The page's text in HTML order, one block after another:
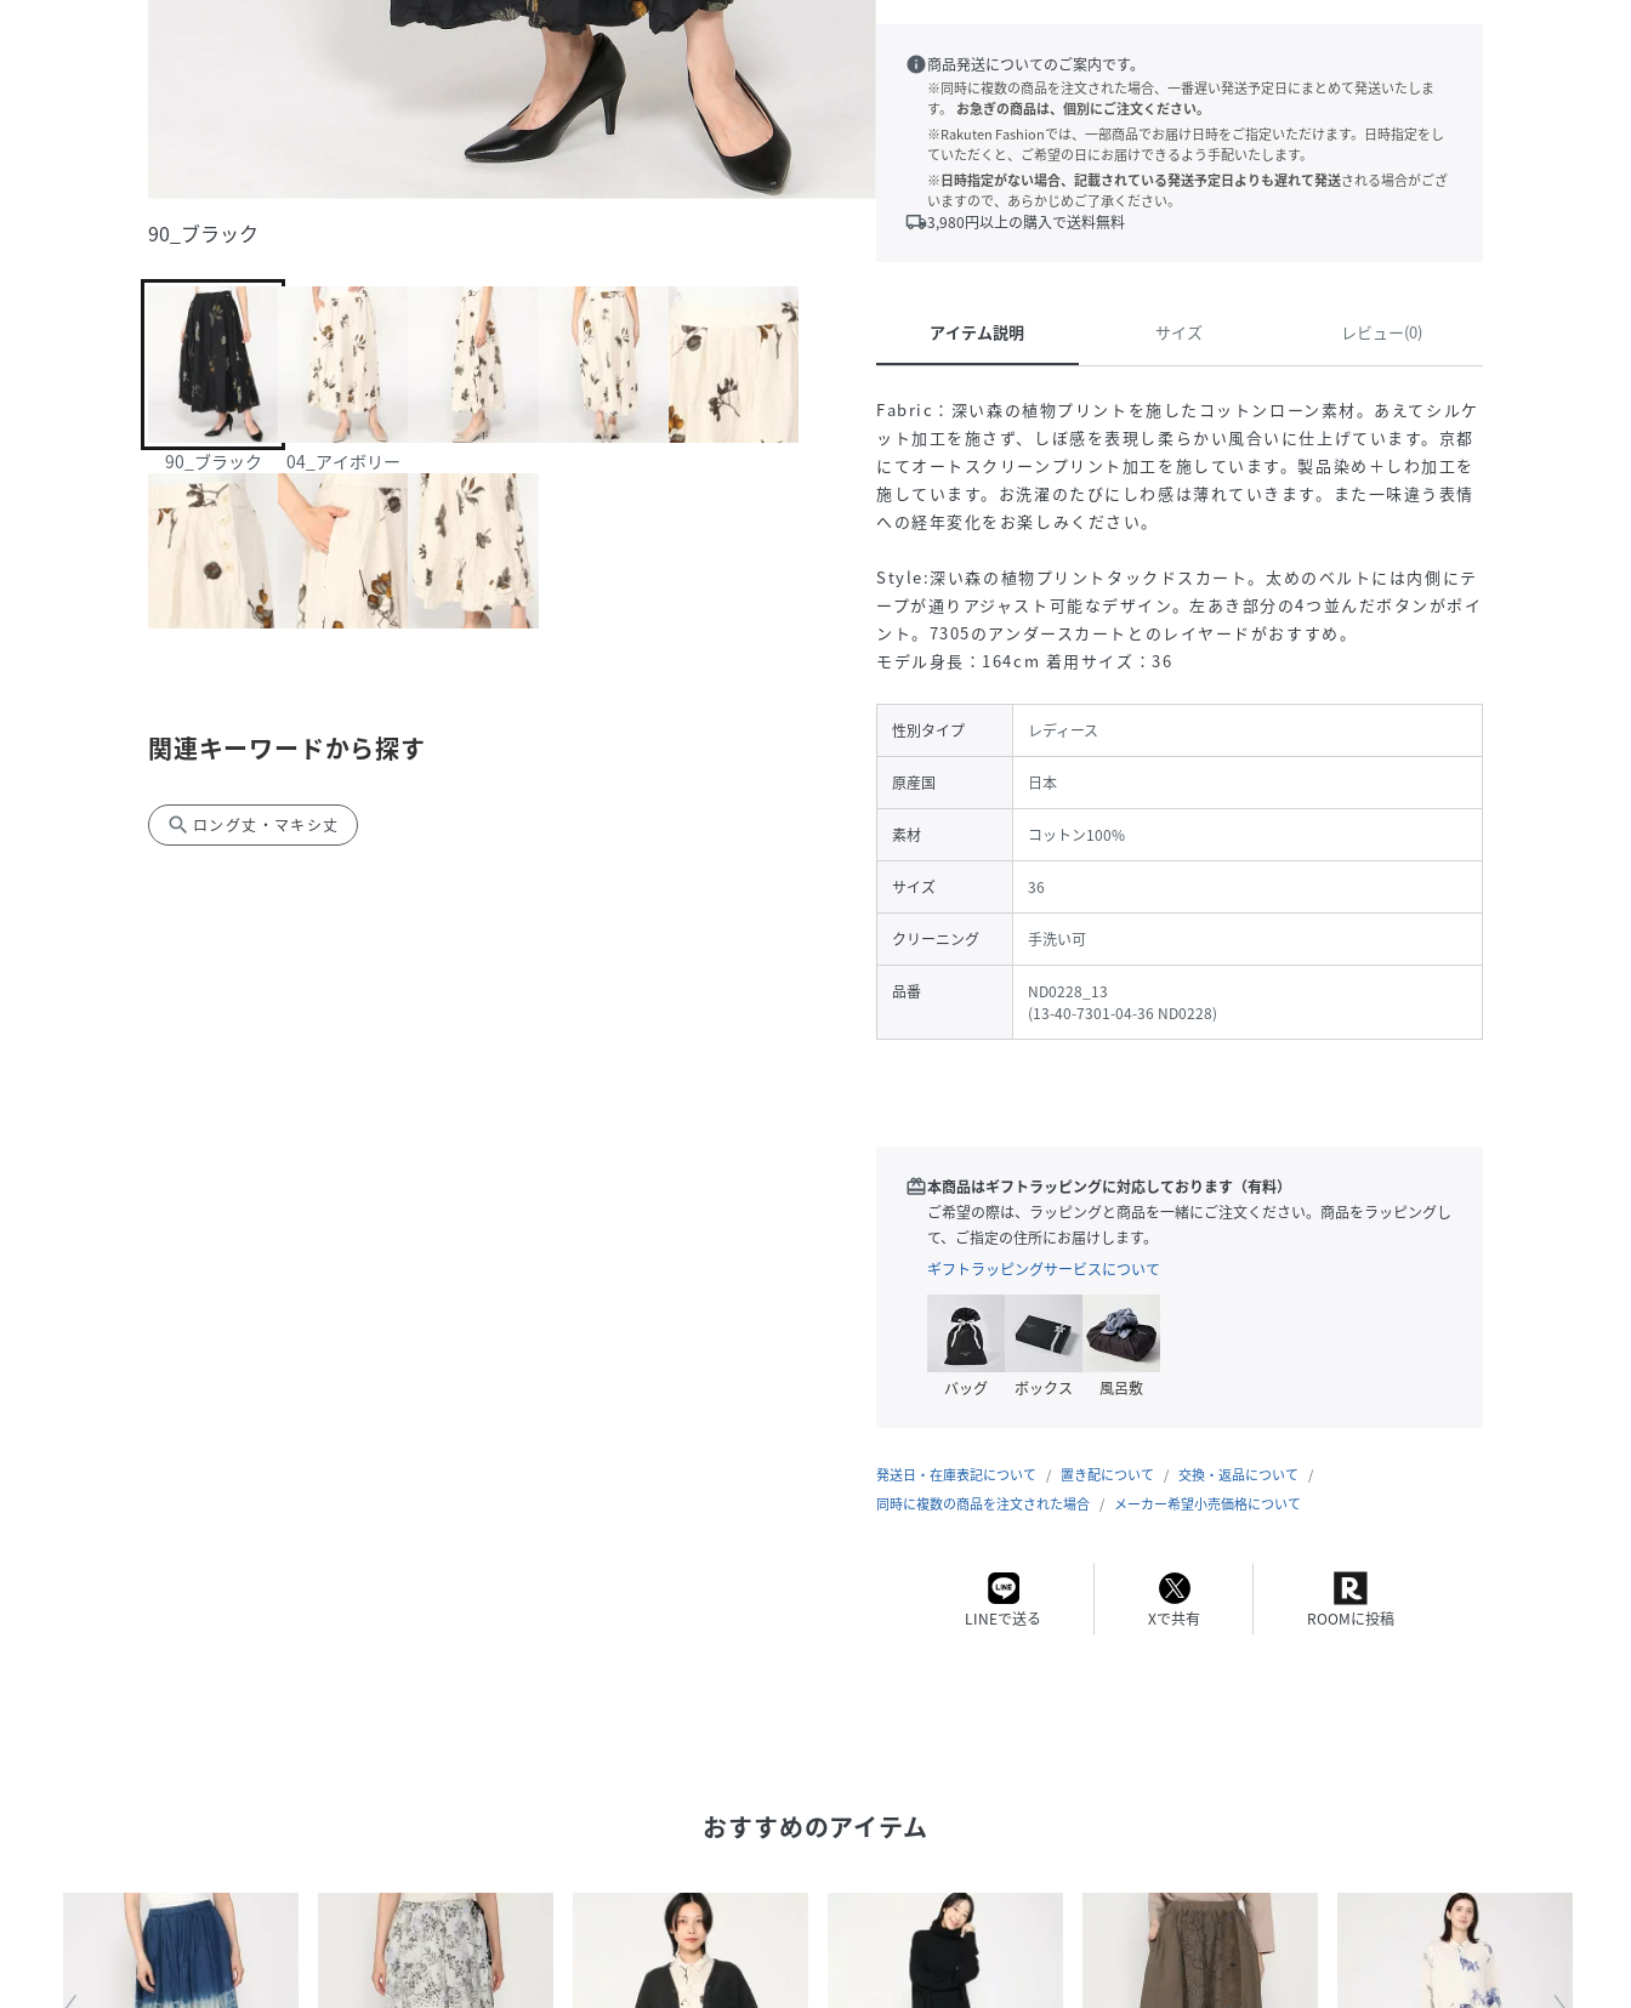
90_ブラック
90_ブラック 04_アイボリー
関連キーワードから探す
search ロング丈・マキシ丈
info商品発送についてのご案内です。
※同時に複数の商品を注文された場合、一番遅い発送予定日にまとめて発送いたしま
す。
お急ぎの商品は、個別にご注文ください。
※Rakuten Fashionでは、一部商品でお届け日時をご指定いただけます。日時指定をし
ていただくと、ご希望の日にお届けできるよう手配いたします。
※日時指定がない場合、記載されている発送予定日よりも遅れて発送される場合がござ
いますので、あらかじめご了承ください。
local_shipping3,980円以上の購入で送料無料
アイテム説明 サイズ レビュー(0)
Fabric：深い森の植物プリントを施したコットンローン素材。あえてシルケ
ット加工を施さず、しぼ感を表現し柔らかい風合いに仕上げています。京都
にてオートスクリーンプリント加工を施しています。製品染め＋しわ加工を
施しています。お洗濯のたびにしわ感は薄れていきます。また一味違う表情
への経年変化をお楽しみください。
Style:深い森の植物プリントタックドスカート。太めのベルトには内側にテ
ープが通りアジャスト可能なデザイン。左あき部分の4つ並んだボタンがポイ
ント。7305のアンダースカートとのレイヤードがおすすめ。
モデル身長：164cm 着用サイズ：36
性別タイプ レディース
原産国 日本
素材 コットン100%
サイズ 36
クリーニング 手洗い可
品番
ND0228_13
(13-40-7301-04-36 ND0228)
redeem本商品はギフトラッピングに対応しております（有料）
ご希望の際は、ラッピングと商品を一緒にご注文ください。商品をラッピングし
て、ご指定の住所にお届けします。
ギフトラッピングサービスについて
バッグ ボックス 風呂敷
発送日・在庫表記について 置き配について
交換・返品について
同時に複数の商品を注文された場合
メーカー希望小売価格について
LINEで送る Xで共有 ROOMに投稿
おすすめのアイテム